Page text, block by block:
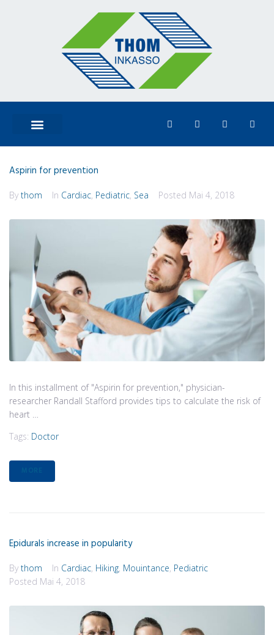
Aspirin for prevention
By thom In Cardiac, Pediatric, Sea Posted Mai 4, 2018
In this installment of "Aspirin for prevention," physician-
researcher Randall Stafford provides tips to calculate the risk of
heart …
Tags: Doctor
Epidurals increase in popularity
By thom In Cardiac, Hiking, Mouintance, Pediatric
Posted Mai 4, 2018